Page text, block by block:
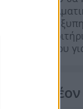
Η
γρήγορη
βασικά
κατάλληλου